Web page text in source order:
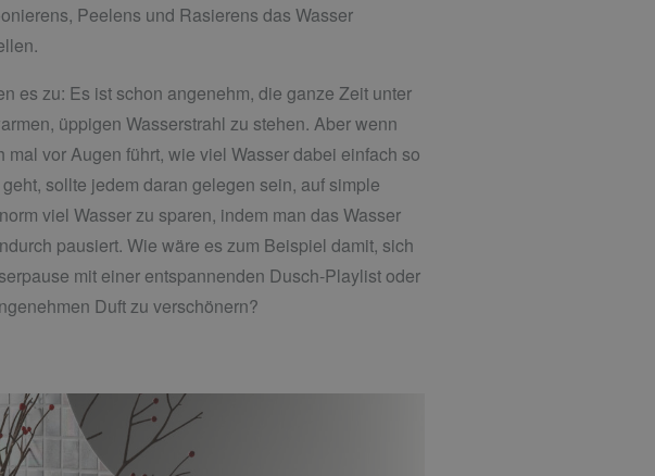
Peelens und Rasierens das Wasser
es zu: Es ist schon angenehm, die ganze Zeit unter
üppigen Wasserstrahl zu stehen. Aber wenn
mal vor Augen führt, wie viel Wasser dabei einfach so
sollte jedem daran gelegen sein, auf simple
viel Wasser zu sparen, indem man das Wasser
pausiert. Wie wäre es zum Beispiel damit, sich
mit einer entspannenden Dusch-Playlist oder
Duft zu verschönern?